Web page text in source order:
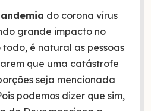
do corona vírus
grande impacto no
todo, é natural as pessoas
que uma catástrofe
seja mencionada
podemos dizer que sim,